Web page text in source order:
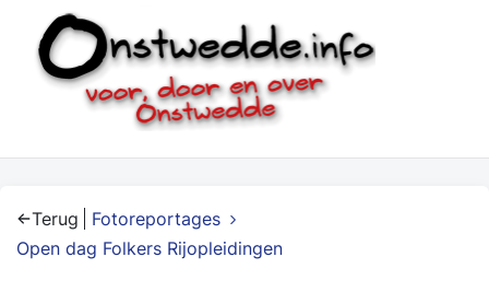
Terug
Fotoreportages
Open dag Folkers Rijopleidingen